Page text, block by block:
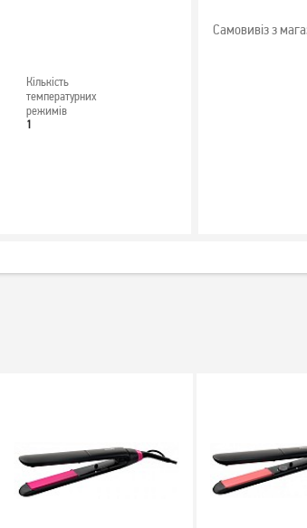
Кількість
температурних
режимів
1
Самовивіз з